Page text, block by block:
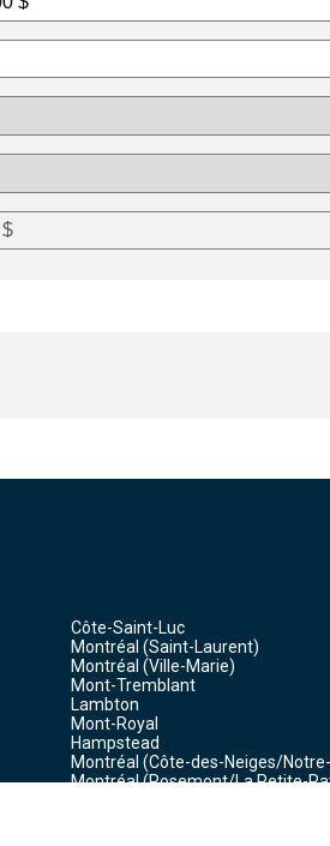
Côte-Saint-Luc
Montréal (Saint-Laurent)
Montréal (Ville-Marie)
Mont-Tremblant
Lambton
Mont-Royal
Hampstead
Montréal (Côte-des-Neiges/
Montréal (Rosemont/La Petite-